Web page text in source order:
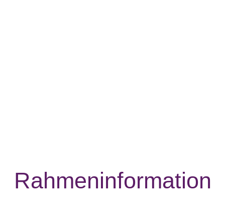
Rahmeninformation